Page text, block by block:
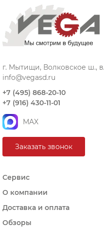
г. Мытищи, Волковское ш.,
info@vegasd.ru
+7 (495) 868-20-10
+7 (916) 430-11-01
MAX
Заказать звонок
Сервис
О компании
Доставка и оплата
Обзоры